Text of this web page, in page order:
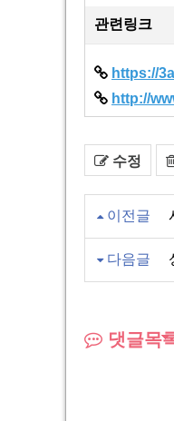
관련링크
https://
http://
수정
이전글
다음글
댓글목